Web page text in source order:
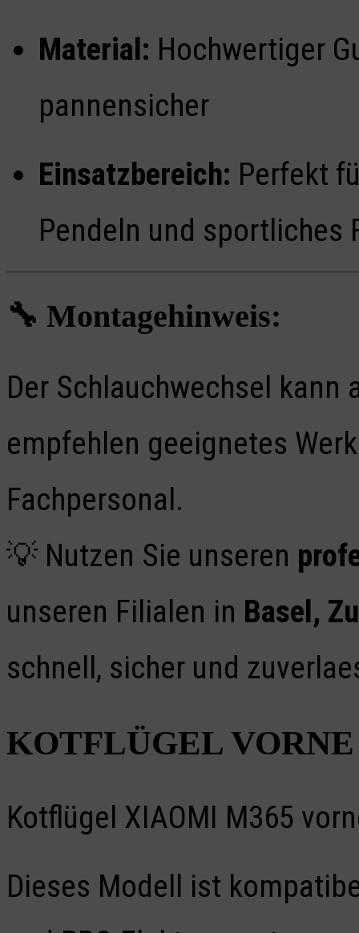
Material: Hochwertiger
pannensicher
Einsatzbereich: Perfekt
Pendeln und sportliches
🔧 Montagehinweis:
Der Schlauchwechsel
empfehlen geeignetes
Fachpersonal.
💡 Nutzen Sie unseren
unseren Filialen in Basel,
schnell, sicher und
KOTFLÜGEL
Kotflügel XIAOMI M365
Dieses Modell ist